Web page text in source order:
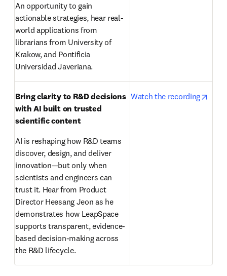
An opportunity to gain
actionable strategies, hear real-
world applications from
librarians from University of
Krakow, and Pontificia
Universidad Javeriana.
Bring clarity to R&D decisions
with AI built on trusted
scientific content
AI is reshaping how R&D teams
discover, design, and deliver
innovation—but only when
scientists and engineers can
trust it. Hear from Product
Director Heesang Jeon as he
demonstrates how LeapSpace
supports transparent, evidence-
based decision-making across
the R&D lifecycle.
Watch the recording